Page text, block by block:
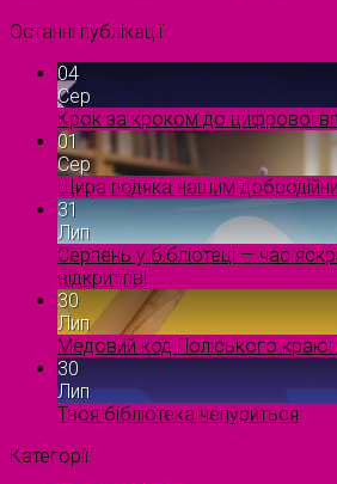
Останні публікації
04
Сер
Крок за кроком до цифрової
01
Сер
Щира подяка нашим
31
Лип
Серпень у бібліотеці — час
відкриттів!
30
Лип
Медовий код Поліського краю:
30
Лип
Твоя бібліотека чепуриться
Категорії